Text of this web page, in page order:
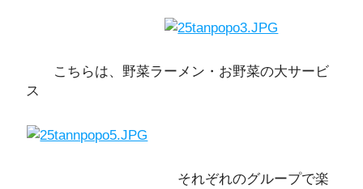
こちらは、野菜ラーメン・お野菜の大サービ
ス
それぞれのグループで楽